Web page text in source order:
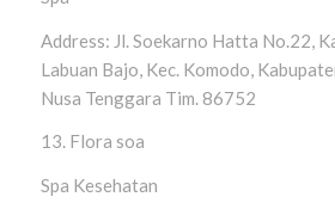
Address: Jl. Soekarno Hatta No.22,
Labuan Bajo, Kec. Komodo,
Nusa Tenggara Tim. 86752
13. Flora soa
Spa Kesehatan